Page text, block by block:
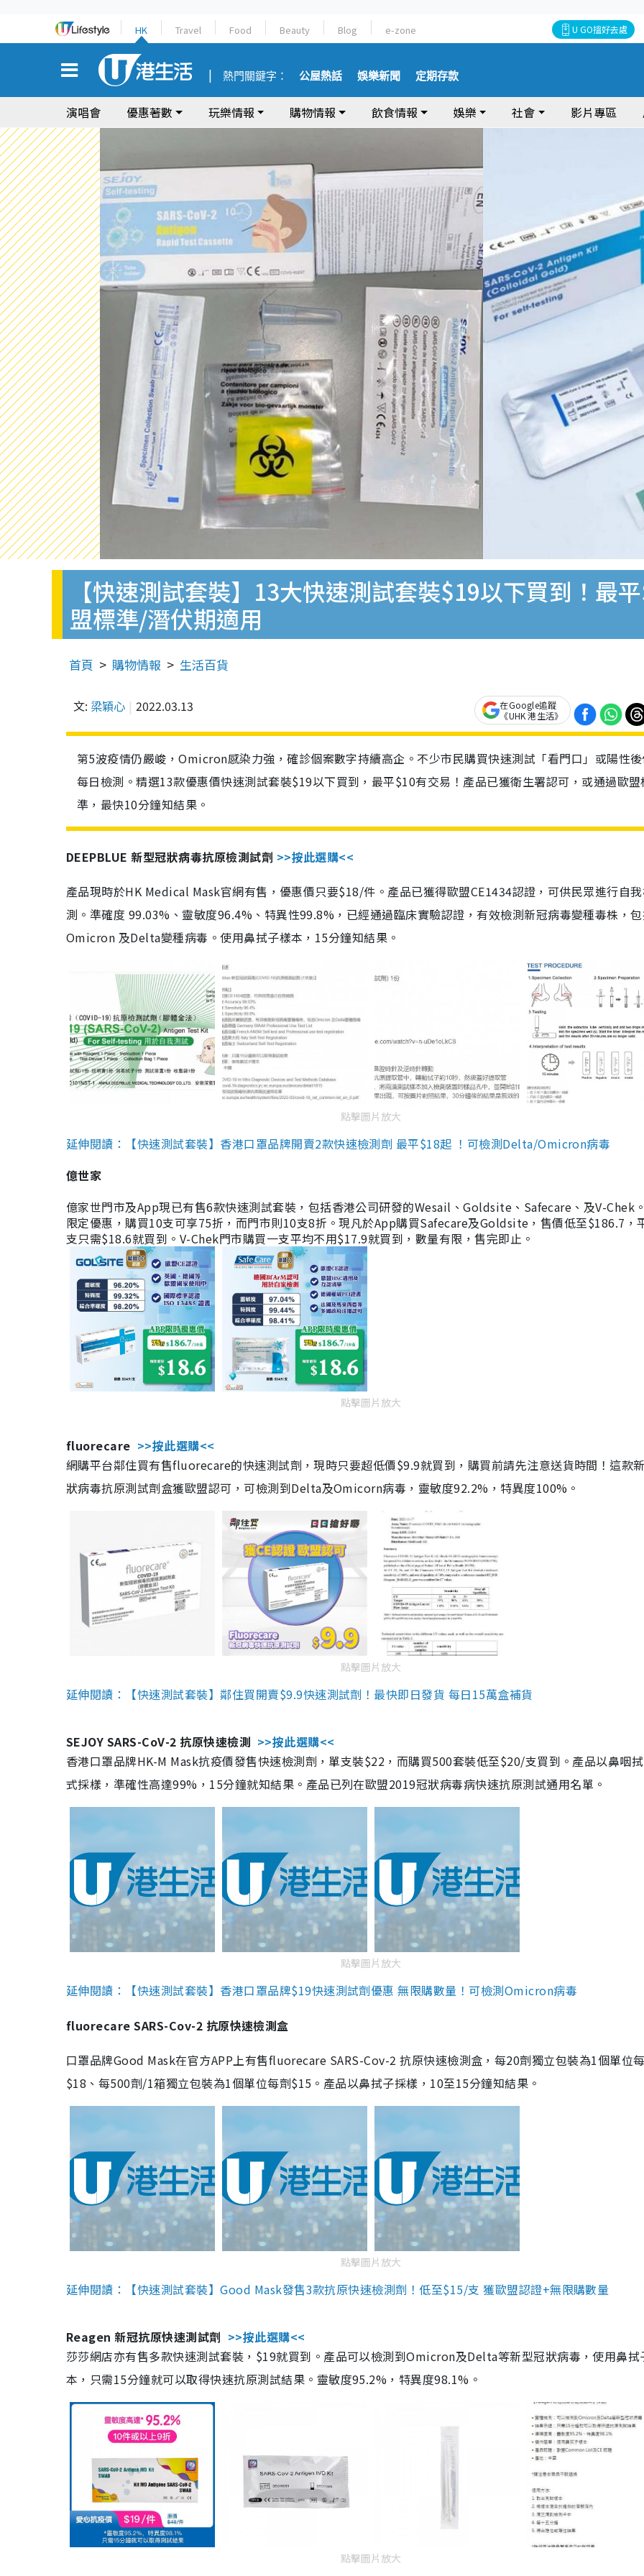
HK Travel Food Beauty Blog e-zone U GO搵好去處
熱門關鍵字： 公屋熱話 娛樂新聞 定期存款
演唱會 優惠著數 玩樂情報 購物情報 飲食情報 娛樂 社會 影片專區
【快速測試套裝】13大快速測試套裝$19以下買到！最
盟標準/潛伏期適用
首頁 購物情報 生活百貨
文: 梁穎心 2022.03.13
在Google追蹤
《UHK 港生活》
第5波疫情仍嚴峻，Omicron感染力強，確診個案數字持續高企。不少市民購買快速測試「看門口」或陽性
每日檢測。精選13款優惠價快速測試套裝$19以下買到，最平$10有交易！產品已獲衛生署認可，或通過歐盟
準，最快10分鐘知結果。
DEEPBLUE 新型冠狀病毒抗原檢測試劑 >>按此選購<<
產品現時於HK Medical Mask官網有售，優惠價只要$18/件。產品已獲得歐盟CE1434認證，可供民眾進行自
測。準確度 99.03%、靈敏度96.4%、特異性99.8%，已經通過臨床實驗認證，有效檢測新冠病毒變種毒株，
Omicron 及Delta變種病毒。使用鼻拭子樣本，15分鐘知結果。
點擊圖片放大
延伸閱讀：【快速測試套裝】香港口罩品牌開賣2款快速檢測劑 最平$18起 ！可檢測Delta/Omicron病毒
億世家
億家世門市及App現已有售6款快速測試套裝，包括香港公司研發的Wesail、Goldsite、Safecare、及V-Chek
限定優惠，購買10支可享75折，而門市則10支8折。現凡於App購買Safecare及Goldsite，售價低至$186.7，
支只需$18.6就買到。V-Chek門市購買一支平均不用$17.9就買到，數量有限，售完即止。
點擊圖片放大
fluorecare >>按此選購<<
網購平台鄰住買有售fluorecare的快速測試劑，現時只要超低價$9.9就買到，購買前請先注意送貨時間！這款
狀病毒抗原測試劑盒獲歐盟認可，可檢測到Delta及Omicorn病毒，靈敏度92.2%，特異度100%。
點擊圖片放大
延伸閱讀：【快速測試套裝】鄰住買開賣$9.9快速測試劑！最快即日發貨 每日15萬盒補貨
SEJOY SARS-CoV-2 抗原快速檢測 >>按此選購<<
香港口罩品牌HK-M Mask抗疫價發售快速檢測劑，單支裝$22，而購買500套裝低至$20/支買到。產品以鼻咽
式採樣，準確性高達99%，15分鐘就知結果。產品已列在歐盟2019冠狀病毒病快速抗原測試通用名單。
點擊圖片放大
延伸閱讀：【快速測試套裝】香港口罩品牌$19快速測試劑優惠 無限購數量！可檢測Omicron病毒
fluorecare SARS-Cov-2 抗原快速檢測盒
口罩品牌Good Mask在官方APP上有售fluorecare SARS-Cov-2 抗原快速檢測盒，每20劑獨立包裝為1個單位
$18、每500劑/1箱獨立包裝為1個單位每劑$15。產品以鼻拭子採樣，10至15分鐘知結果。
點擊圖片放大
延伸閱讀：【快速測試套裝】Good Mask發售3款抗原快速檢測劑！低至$15/支 獲歐盟認證+無限購數量
Reagen 新冠抗原快速測試劑 >>按此選購<<
莎莎網店亦有售多款快速測試套裝，$19就買到。產品可以檢測到Omicron及Delta等新型冠狀病毒，使用鼻拭
本，只需15分鐘就可以取得快速抗原測試結果。靈敏度95.2%，特異度98.1%。
點擊圖片放大